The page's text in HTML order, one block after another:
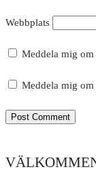
Webbplats
Meddela mig
Meddela mig